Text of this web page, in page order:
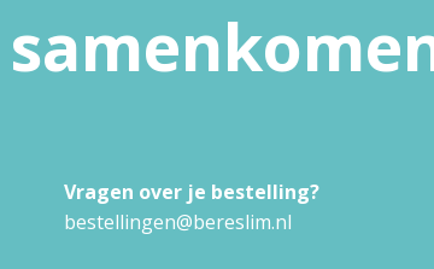
Vragen over je bestelling?
bestellingen@bereslim.nl